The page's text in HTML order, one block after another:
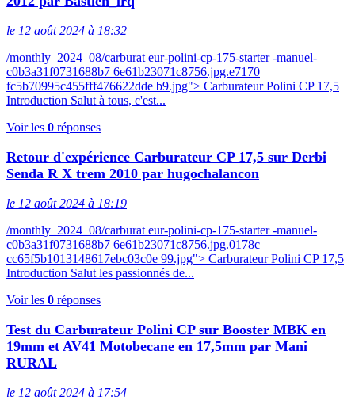
le 12 août 2024 à 18:32
/monthly_2024_08/carburat eur-polini-cp-175-starter -manuel-
c0b3a31f0731688b7 6e61b23071c8756.jpg.e7170
fc5b70995c455fff476622dde b9.jpg"> Carburateur Polini CP 17,5
Introduction Salut à tous, c'est...
Voir les 0 réponses
Retour d'expérience Carburateur CP 17,5 sur Derbi
Senda R X trem 2010 par hugochalancon
le 12 août 2024 à 18:19
/monthly_2024_08/carburat eur-polini-cp-175-starter -manuel-
c0b3a31f0731688b7 6e61b23071c8756.jpg.0178c
cc65f5b1013148617ebc03c0e 99.jpg"> Carburateur Polini CP 17,5
Introduction Salut les passionnés de...
Voir les 0 réponses
Test du Carburateur Polini CP sur Booster MBK en
19mm et AV41 Motobecane en 17,5mm par Mani
RURAL
le 12 août 2024 à 17:54